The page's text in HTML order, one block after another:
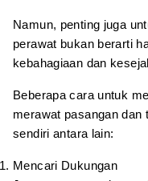
Namun, penting juga
perawat bukan berarti
kebahagiaan dan
Beberapa cara untuk
merawat pasangan dan
sendiri antara lain:
Mencari Dukungan